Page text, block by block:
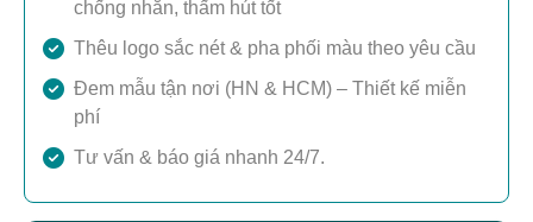
chống nhăn, thấm hút tốt
Thêu logo sắc nét & pha phối màu theo yêu cầu
Đem mẫu tận nơi (HN & HCM) – Thiết kế miễn
phí
Tư vấn & báo giá nhanh 24/7.